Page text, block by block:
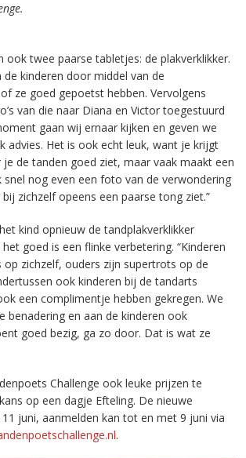
ook twee paarse tabletjes: de plakverklikker.
kinderen door middel van de
ze goed gepoetst hebben. Vervolgens
van die naar Diana en Victor toegestuurd
gaan wij ernaar kijken en geven we
advies. Het is ook echt leuk, want je krijgt
je de tanden goed ziet, maar vaak maakt een
snel nog even een foto van de verwondering
zichzelf opeens een paarse tong ziet.”
kind opnieuw de tandplakverklikker
goed is een flinke verbetering. “Kinderen
op zichzelf, ouders zijn supertrots op de
ook kinderen bij de tandarts
een complimentje hebben gekregen. We
benadering en aan de kinderen ook
goed bezig, ga zo door. Dat is wat ze
Challenge ook leuke prijzen te
op een dagje Efteling. De nieuwe
juni, aanmelden kan tot en met 9 juni via
.